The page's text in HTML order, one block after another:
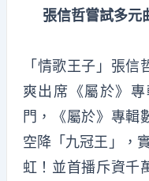
張信哲嘗試多
「情歌王子」張
爽出席《屬於》
門，《屬於》專輯
空降「九冠王」，
虹！並首播斥資千